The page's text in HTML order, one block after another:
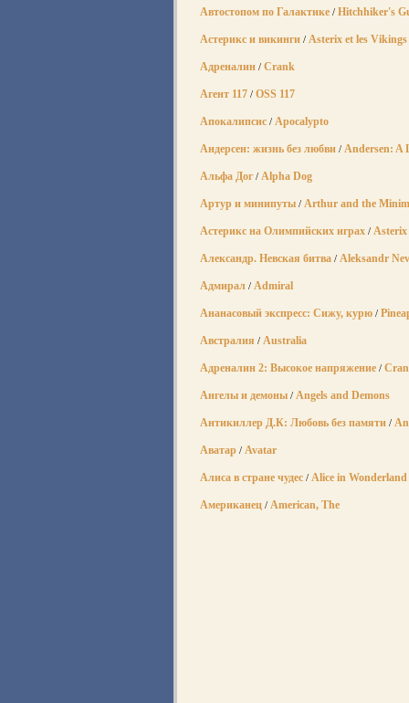
Автостопом по Галактике / Hitchhiker's
Астерикс и викинги / Asterix et les Vikings
Адреналин / Crank
Агент 117 / OSS 117
Апокалипсис / Apocalypto
Андерсен: жизнь без любви / Andersen: A
Альфа Дог / Alpha Dog
Артур и минипуты / Arthur and the
Астерикс на Олимпийских играх / Asterix
Александр. Невская битва / Aleksandr
Адмирал / Admiral
Ананасовый экспресс: Сижу, курю /
Австралия / Australia
Адреналин 2: Высокое напряжение /
Ангелы и демоны / Angels and Demons
Антикиллер Д.К: Любовь без памяти /
Аватар / Avatar
Алиса в стране чудес / Alice in Wonderland
Американец / American, The